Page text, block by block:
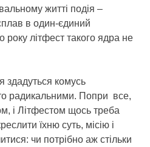
житті подія –
в один-єдиний
літфест такого ядра не
здадуться комусь
радикальними. Попри все,
і Літфестом щось треба
їхню суть, місію і
чи потрібно аж стільки